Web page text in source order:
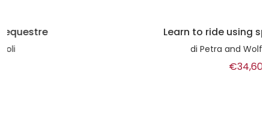
Learn to ride using sports psicology
Petra and Wolfgang Holzel